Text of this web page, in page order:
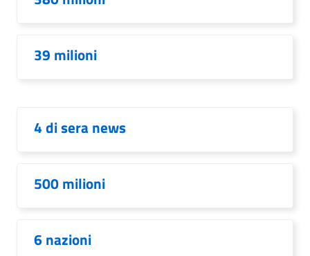
39 milioni
4 di sera news
500 milioni
6 nazioni